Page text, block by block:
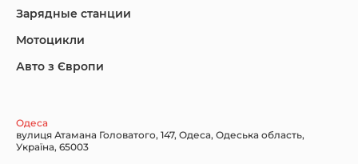
Nissan
Зарядные станции
Мотоцикли
Авто з Європи
Одеса
вулиця Атамана Головатого, 147, Одеса, Одеська область,
Україна, 65003